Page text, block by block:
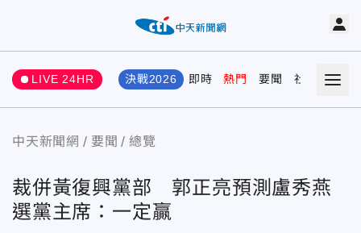
LIVE 24HR 決戰2026 即時 熱門 要聞 社會 娛樂
中天新聞網 要聞 總覽
裁併黃復興黨部 郭正亮預測盧秀燕
選黨主席：一定贏